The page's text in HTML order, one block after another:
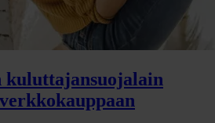
kuluttajansuojalain